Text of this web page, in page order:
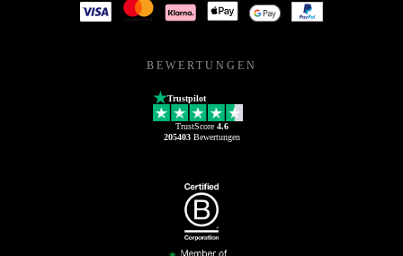
BEWERTUNGEN
Trustpilot
TrustScore 4.6
205403Bewertungen